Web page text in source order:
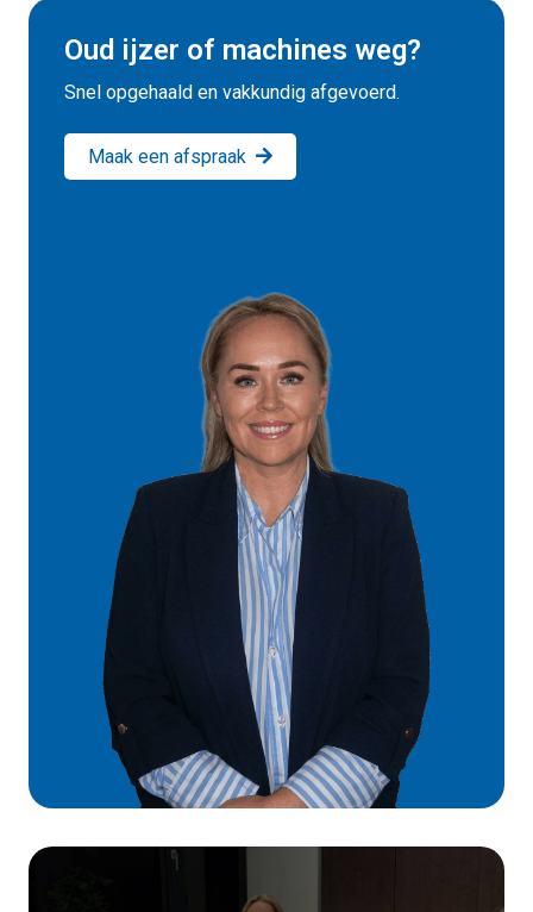
Oud ijzer of machines weg?
Snel opgehaald en vakkundig afgevoerd.
Maak een afspraak